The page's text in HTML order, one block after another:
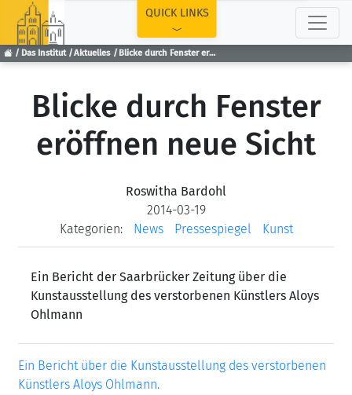
Das Institut Aktuelles Blicke durch Fenster eröffnen neue Sicht
QUICK LINKS
Blicke durch Fenster
eröffnen neue Sicht
Roswitha Bardohl
2014-03-19
Kategorien:
News Pressespiegel Kunst
Ein Bericht der Saarbrücker Zeitung über die
Kunstausstellung des verstorbenen Künstlers Aloys
Ohlmann
Ein Bericht über die Kunstausstellung des verstorbenen
Künstlers Aloys Ohlmann.